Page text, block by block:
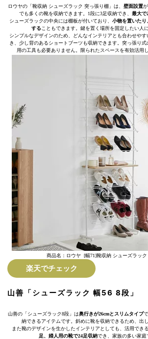
ロウヤの「靴収納 シューズラック 突っ張り棚」は、 壁面設置
でも多くの靴を収納できます。1段に3足収納でき、 最大で
シューズラックの中央には棚板が付いており、 小物を置いたり
する こともできます。鍵を置く場所を固定したい人
シンプルなデザインのため、どんなインテリアとも合わせやす
き、少し背のあるショートブーツも収納できます。突っ張り
用の工具も必要ありません。限られたスペースを有効活用
商品名：ロウヤ [幅71]靴収納 シューズラッ
楽天でチェック
山善「シューズラック 幅56 8段」
山善の「シューズラック8段」は奥行きが26cmとスリムタイプ
納できるアイテムです。斜めに靴を収納できるため、出
また靴のデザインを生かしたインテリアとしても、活用でき
足、婦人用の靴で24足収納でき、家族の多い家庭